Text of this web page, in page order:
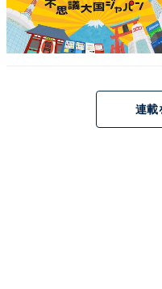
になりました」（東京
をすると思う」（埼玉
られています。
連載